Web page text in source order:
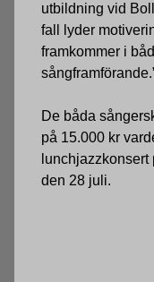
utbildning vid
fall lyder
framkommer i
De båda
på 15.000 kr
den 28 juli.